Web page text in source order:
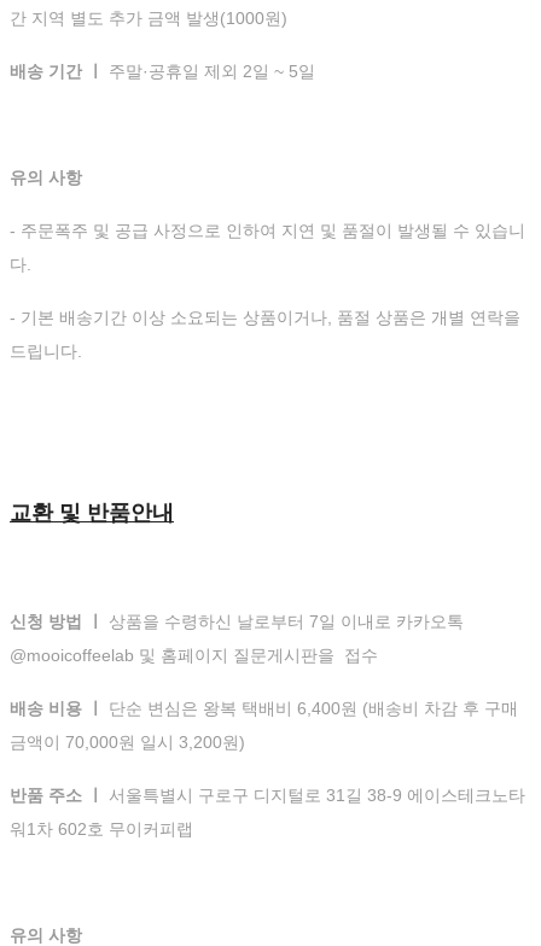
간 지역 별도 추가 금액 발생(1000원)
배송 기간 ㅣ 주말·공휴일 제외 2일 ~ 5일
유의 사항
- 주문폭주 및 공급 사정으로 인하여 지연 및 품절이 발생될 수 있습니
다.
- 기본 배송기간 이상 소요되는 상품이거나, 품절 상품은 개별 연락을
드립니다.
교환 및 반품안내
신청 방법 ㅣ 상품을 수령하신 날로부터 7일 이내로 카카오톡
@mooicoffeelab 및 홈페이지 질문게시판을 접수
배송 비용 ㅣ
단순 변심은 왕복 택배비 6,400원 (배송비 차감 후 구매
금액이 70,000원 일시 3,200원)
반품 주소 ㅣ 서울특별시 구로구 디지털로 31길 38-9 에이스테크노타
워1차 602호 무이커피랩
유의 사항